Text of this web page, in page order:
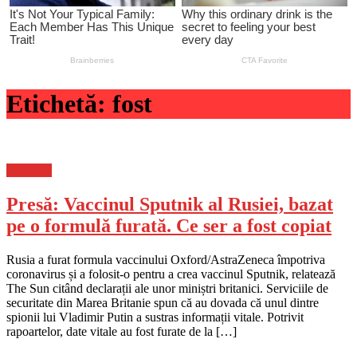
Etichetă: fost
Presă: Vaccinul Sputnik al Rusiei, bazat
pe o formulă furată. Ce ser a fost copiat
Rusia a furat formula vaccinului Oxford/AstraZeneca împotriva
coronavirus și a folosit-o pentru a crea vaccinul Sputnik, relatează
The Sun citând declarații ale unor miniștri britanici. Serviciile de
securitate din Marea Britanie spun că au dovada că unul dintre
spionii lui Vladimir Putin a sustras informații vitale. Potrivit
rapoartelor, date vitale au fost furate de la […]